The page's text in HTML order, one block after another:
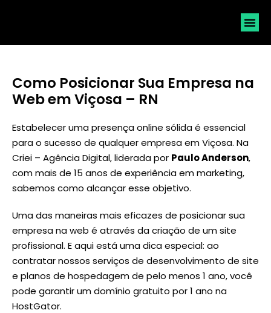
Como Posicionar Sua Empresa na
Web em Viçosa – RN
Estabelecer uma presença online sólida é essencial
para o sucesso de qualquer empresa em Viçosa. Na
Criei – Agência Digital, liderada por Paulo Anderson,
com mais de 15 anos de experiência em marketing,
sabemos como alcançar esse objetivo.
Uma das maneiras mais eficazes de posicionar sua
empresa na web é através da criação de um site
profissional. E aqui está uma dica especial: ao
contratar nossos serviços de desenvolvimento de site
e planos de hospedagem de pelo menos 1 ano, você
pode garantir um domínio gratuito por 1 ano na
HostGator.